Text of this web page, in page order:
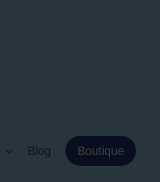
Blog Boutique